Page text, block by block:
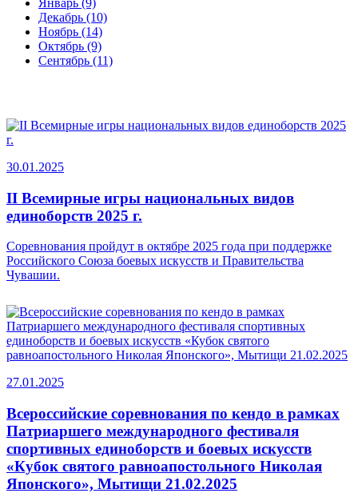
Декабрь (10)
Ноябрь (14)
Октябрь (9)
Сентябрь (11)
30.01.2025
II Всемирные игры национальных видов
единоборств 2025 г.
Соревнования пройдут в октябре 2025 года при поддержке
Российского Союза боевых искусств и Правительства
Чувашии.
27.01.2025
Всероссийские соревнования по кендо в рамках
Патриаршего международного фестиваля
спортивных единоборств и боевых искусств
«Кубок святого равноапостольного Николая
Японского», Мытищи 21.02.2025